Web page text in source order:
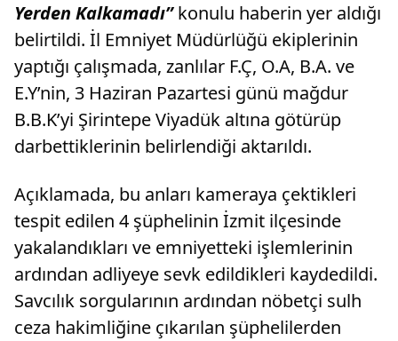
Yerden Kalkamadı” konulu haberin yer aldığı
belirtildi. İl Emniyet Müdürlüğü ekiplerinin
yaptığı çalışmada, zanlılar F.Ç, O.A, B.A. ve
E.Y’nin, 3 Haziran Pazartesi günü mağdur
B.B.K’yi Şirintepe Viyadük altına götürüp
darbettiklerinin belirlendiği aktarıldı.
Açıklamada, bu anları kameraya çektikleri
tespit edilen 4 şüphelinin İzmit ilçesinde
yakalandıkları ve emniyetteki işlemlerinin
ardından adliyeye sevk edildikleri kaydedildi.
Savcılık sorgularının ardından nöbetçi sulh
ceza hakimliğine çıkarılan şüphelilerden